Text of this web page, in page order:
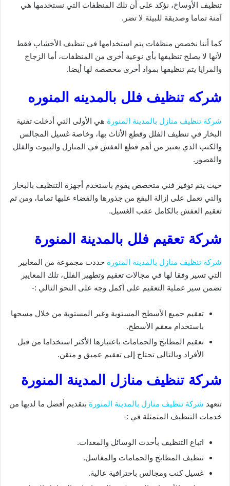
تنظيف الأوساخ، نؤكد على أن تلك المنظفات التي نستخدمها هي
آمنة تماما وصديقة للبيئة لا تضر.
كما أننا نخصص منظفات يتم استخدامها في تنظيف الأخشاب فقط
لأنها لا يصلح تنظيفها بأي نوعية أخرى من المنظفات، أما الزجاج
والمرايا يتم تنظيفها بمواد أخرى مخصصة لها أيضا.
شركه تنظيف فلل بالمدينه المنوره
شركة تنظيف منازل بالمدينة المنورة هي الأولى التي أدخلت تقنية
البخار في تنظيف الفلل وقطع الأثاث بها، وخاصة غسيل المجالس
والكنب الذي يعتبر من أهم قطع العفش في المنازل والبيوت والفلل
والقصور.
حيث يتم توفير فني متخصص يقوم باستخدم أجهزة التنظيف بالبخار
والتي تعمل على إزالة البقع من جذورها والقضاء عليها تماما، ومن ثم
تعقيم العفش بالكامل عقب الغسيل.
شركة تعقيم فلل بالمدينة المنورة
شركة تنظيف منازل بالمدينة المنورة حددت مجموعة من المعايير
التي تسير وفقا لها في مجالات تعقيم وتطهير الفلل، تلك المعايير
تضمن سير عملية التعقيم على أكمل وجه على النحو التالي :-
تعقيم جميع الأسطح المستوية وغير المستوية من خلال مسحها
باستخدام معقم الأسطح.
تعقيم المطابخ والحمامات باعتبارها الأكثر استخداما من قبل
الأفراد وبالتالي تحتاج إلى تعقيم عميق و متقن.
شركة تنظيف منازل المدينة المنورة
تتعهد شركة تنظيف منازل بالمدينة المنورة بتقديم أفضل ما لديها من
خدمات التنظيف المتمثلة في :-
اتباع التنظيف بأحدث الوسائل والمعدات.
تنظيف المطابخ والحمامات والمغاسل.
غسيل كنب ومجالس باحترافية عالية.